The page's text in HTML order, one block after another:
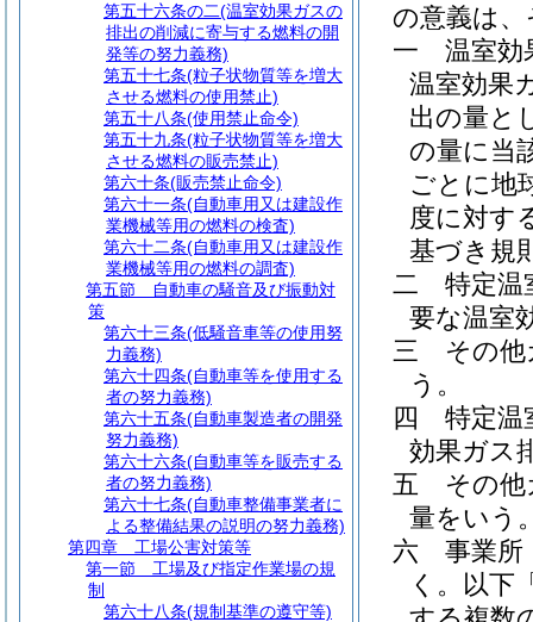
の意義は
一
温室
温室効果
出の量と
の量に当
ごとに地
度に対す
基づき規
二
特定
要な温室
三
その
う。
四
特定
効果ガス
五
その
量をいう
六
事業
く。以下
第五十六条の二(温室効果ガスの
排出の削減に寄与する燃料の開
発等の努力義務)
第五十七条(粒子状物質等を増大
させる燃料の使用禁止)
第五十八条(使用禁止命令)
第五十九条(粒子状物質等を増大
させる燃料の販売禁止)
第六十条(販売禁止命令)
第六十一条(自動車用又は建設作
業機械等用の燃料の検査)
第六十二条(自動車用又は建設作
業機械等用の燃料の調査)
第五節
自動車の騒音及び振動対
策
第六十三条(低騒音車等の使用努
力義務)
第六十四条(自動車等を使用する
者の努力義務)
第六十五条(自動車製造者の開発
努力義務)
第六十六条(自動車等を販売する
者の努力義務)
第六十七条(自動車整備事業者に
よる整備結果の説明の努力義務)
第四章
工場公害対策等
第一節
工場及び指定作業場の規
制
第六十八条(規制基準の遵守等)